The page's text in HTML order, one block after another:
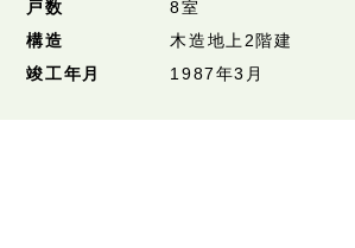
戸数
8室
構造
木造地上2階建
竣工年月
1987年3月